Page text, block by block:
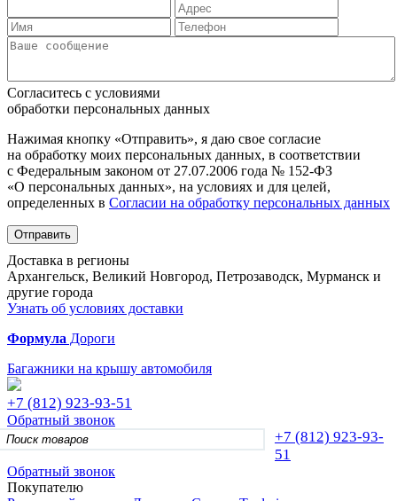
Согласитесь с условиями
обработки персональных данных
Нажимая кнопку «Отправить», я даю свое согласие
на обработку моих персональных данных, в соответствии
с Федеральным законом от 27.07.2006 года № 152-ФЗ
«О персональных данных», на условиях и для целей,
определенных в Согласии на обработку персональных данных
Отправить
Доставка в регионы
Архангельск, Великий Новгород, Петрозаводск, Мурманск и
другие города
Узнать об условиях доставки
Формула Дороги
Багажники на крышу автомобиля
+7 (812) 923-93-51
Обратный звонок
+7 (812) 923-93-
51
Обратный звонок
Покупателю